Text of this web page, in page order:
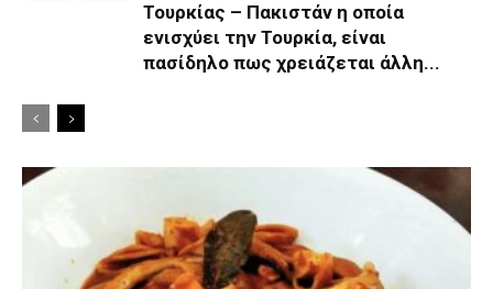
Τουρκίας – Πακιστάν η οποία
ενισχύει την Τουρκία, είναι
πασίδηλο πως χρειάζεται άλλη...